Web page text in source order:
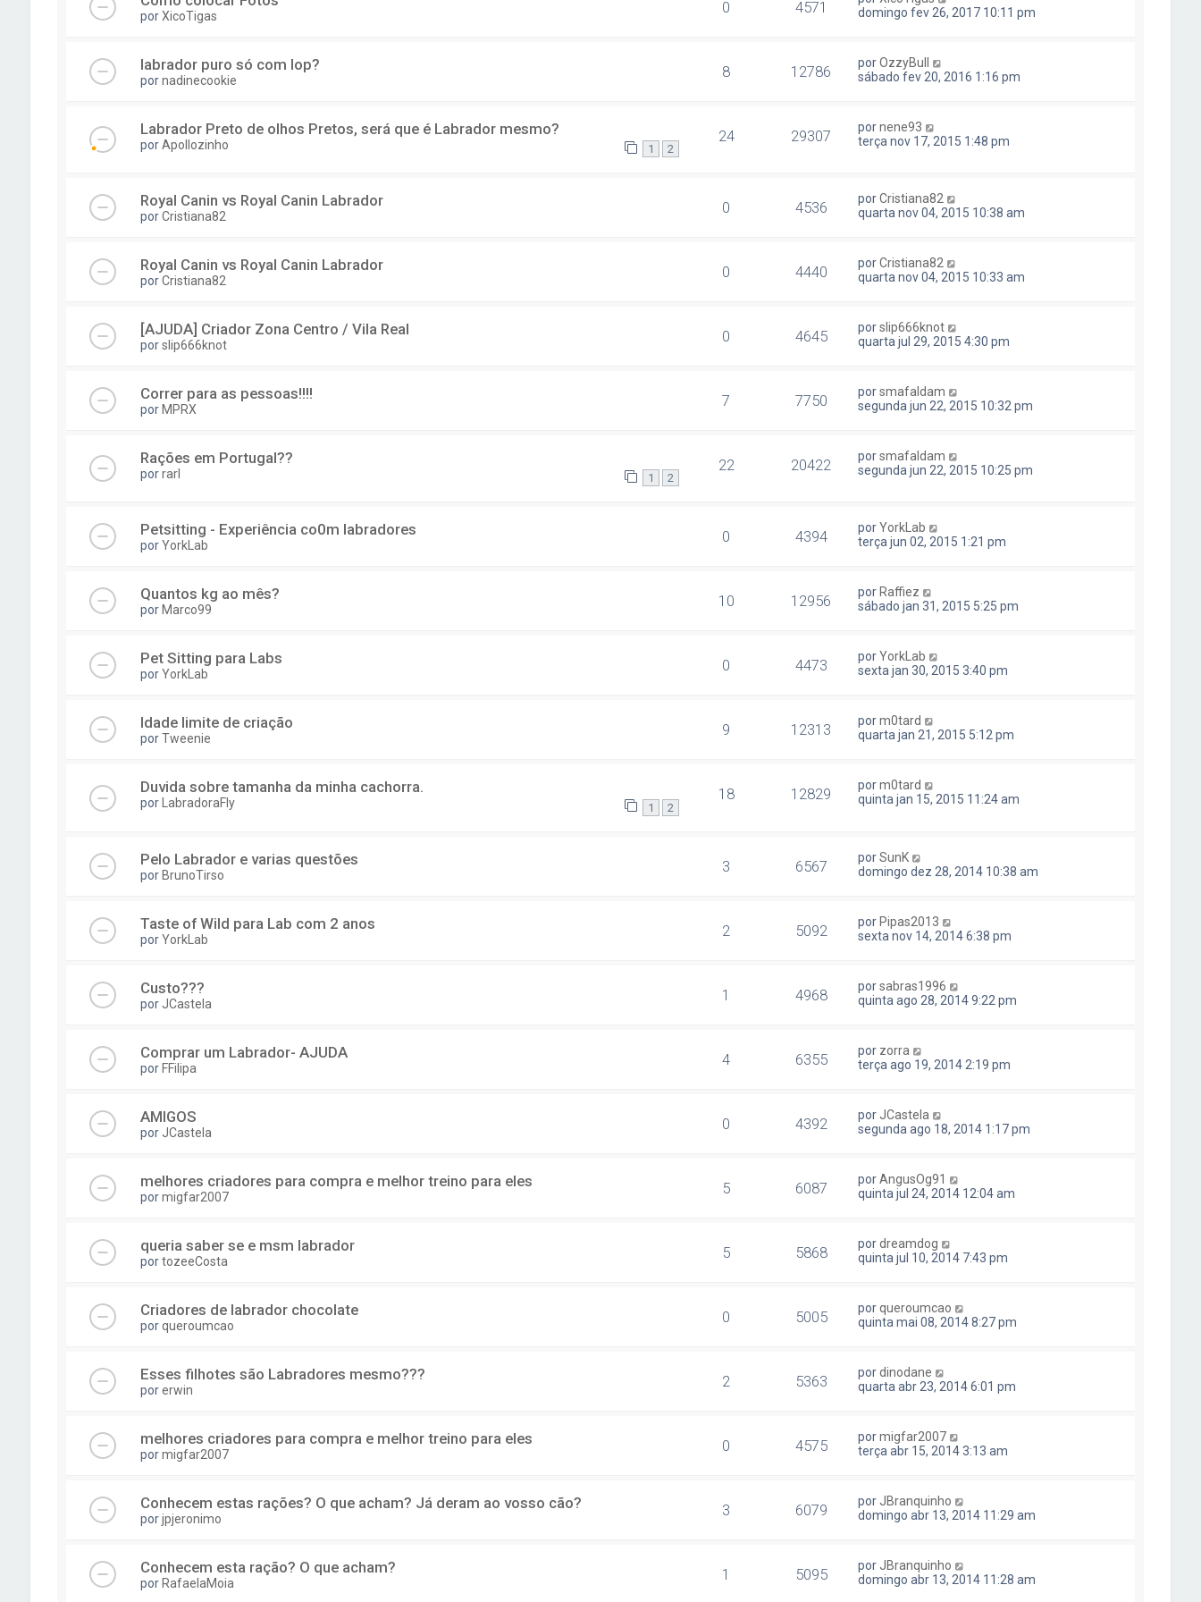
porXicoTigas 0 4571
domingo fev 26, 2017 10:11 pm
labrador puro só com lop?
pornadinecookie 8 12786 porOzzyBull
sábado fev 20, 2016 1:16 pm
Labrador Preto de olhos Pretos, será que é Labrador mesmo?
porApollozinho 1 2
24 29307 pornene93
terça nov 17, 2015 1:48 pm
Royal Canin vs Royal Canin Labrador
porCristiana82 0 4536 porCristiana82
quarta nov 04, 2015 10:38 am
Royal Canin vs Royal Canin Labrador
porCristiana82 0 4440 porCristiana82
quarta nov 04, 2015 10:33 am
[AJUDA] Criador Zona Centro / Vila Real
porslip666knot 0 4645 porslip666knot
quarta jul 29, 2015 4:30 pm
Correr para as pessoas!!!!
por MPRX 7 7750 porsmafaldam
segunda jun 22, 2015 10:32 pm
Rações em Portugal??
porrarl 1 2
22 20422 porsmafaldam
segunda jun 22, 2015 10:25 pm
Petsitting - Experiência co0m labradores
porYorkLab 0 4394 porYorkLab
terça jun 02, 2015 1:21 pm
Quantos kg ao mês?
por Marco99 10 12956 por Raffiez
sábado jan 31, 2015 5:25 pm
Pet Sitting para Labs
porYorkLab 0 4473 porYorkLab
sexta jan 30, 2015 3:40 pm
Idade limite de criação
porTweenie 9 12313 porm0tard
quarta jan 21, 2015 5:12 pm
Duvida sobre tamanha da minha cachorra.
por LabradoraFly 1 2
18 12829 porm0tard
quinta jan 15, 2015 11:24 am
Pelo Labrador e varias questões
porBrunoTirso 3 6567 porSunK
domingo dez 28, 2014 10:38 am
Taste of Wild para Lab com 2 anos
porYorkLab 2 5092 porPipas2013
sexta nov 14, 2014 6:38 pm
Custo???
por JCastela 1 4968 porsabras1996
quinta ago 28, 2014 9:22 pm
Comprar um Labrador- AJUDA
porFFilipa 4 6355 por zorra
terça ago 19, 2014 2:19 pm
AMIGOS
por JCastela 0 4392 por JCastela
segunda ago 18, 2014 1:17 pm
melhores criadores para compra e melhor treino para eles
pormigfar2007 5 6087 porAngusOg91
quinta jul 24, 2014 12:04 am
queria saber se e msm labrador
portozeeCosta 5 5868 pordreamdog
quinta jul 10, 2014 7:43 pm
Criadores de labrador chocolate
porqueroumcao 0 5005 porqueroumcao
quinta mai 08, 2014 8:27 pm
Esses filhotes são Labradores mesmo???
porerwin 2 5363 pordinodane
quarta abr 23, 2014 6:01 pm
melhores criadores para compra e melhor treino para eles
pormigfar2007 0 4575 pormigfar2007
terça abr 15, 2014 3:13 am
Conhecem estas rações? O que acham? Já deram ao vosso cão?
porjpjeronimo 3 6079 por JBranquinho
domingo abr 13, 2014 11:29 am
Conhecem esta ração? O que acham?
porRafaelaMoia 1 5095 por JBranquinho
domingo abr 13, 2014 11:28 am